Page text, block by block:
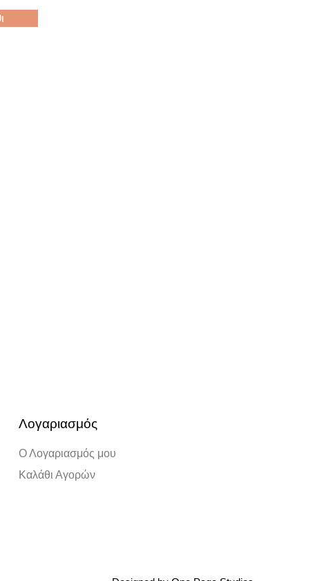
Λογαριασμός
Ο Λογαριασμός μου
Καλάθι Αγορών